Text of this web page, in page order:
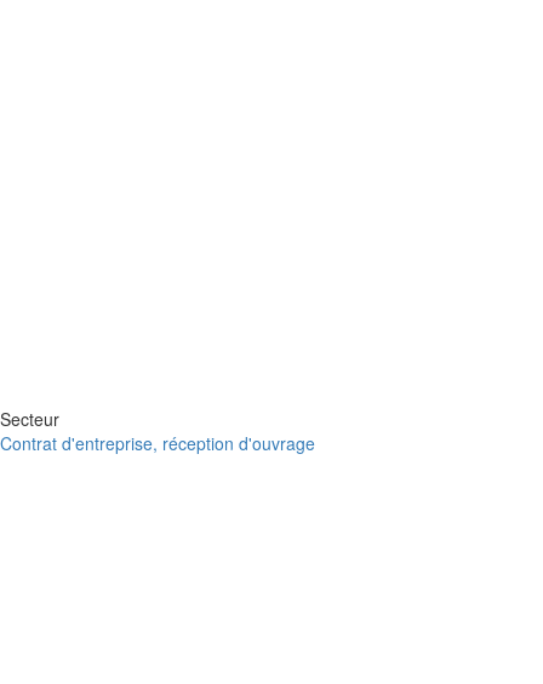
Secteur
Contrat d'entreprise, réception d'ouvrage